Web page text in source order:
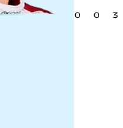
0 0 3